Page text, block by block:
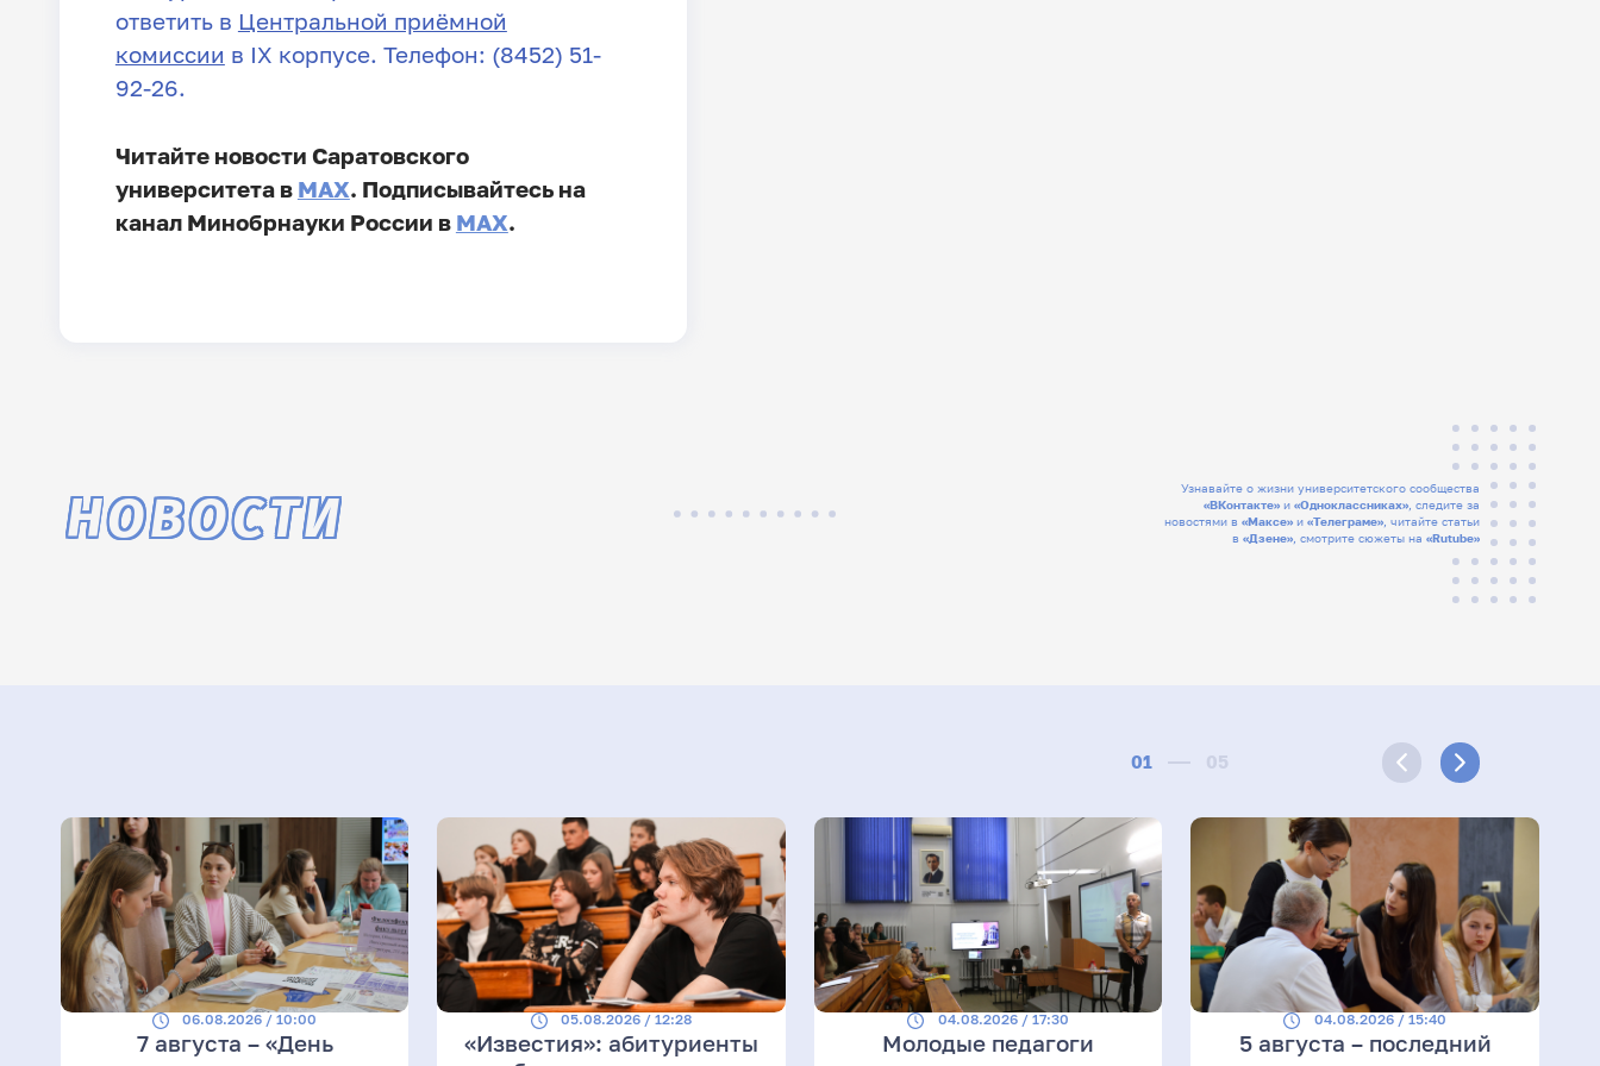
ответить в Центральной приёмной
комиссии в IX корпусе. Телефон: (8452) 51-
92-26.
Читайте новости Саратовского
университета в MAX. Подписывайтесь на
канал Минобрнауки России в MAX.
Узнавайте о жизни университетского сообщества
«ВКонтакте» и«Одноклассниках» , следите за
новостями в«Максе» и«Телеграме» , читайте статьи
в«Дзене» , смотрите сюжеты на«Rutube»
НОВОСТИ
01 05
06.08.2026 / 10:00
7 августа – «День
05.08.2026 / 12:28
«Известия»: абитуриенты
04.08.2026 / 17:30
Молодые педагоги
04.08.2026 / 15:40
5 августа – последний